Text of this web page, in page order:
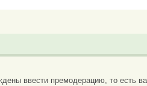
ввести премодерацию, то есть